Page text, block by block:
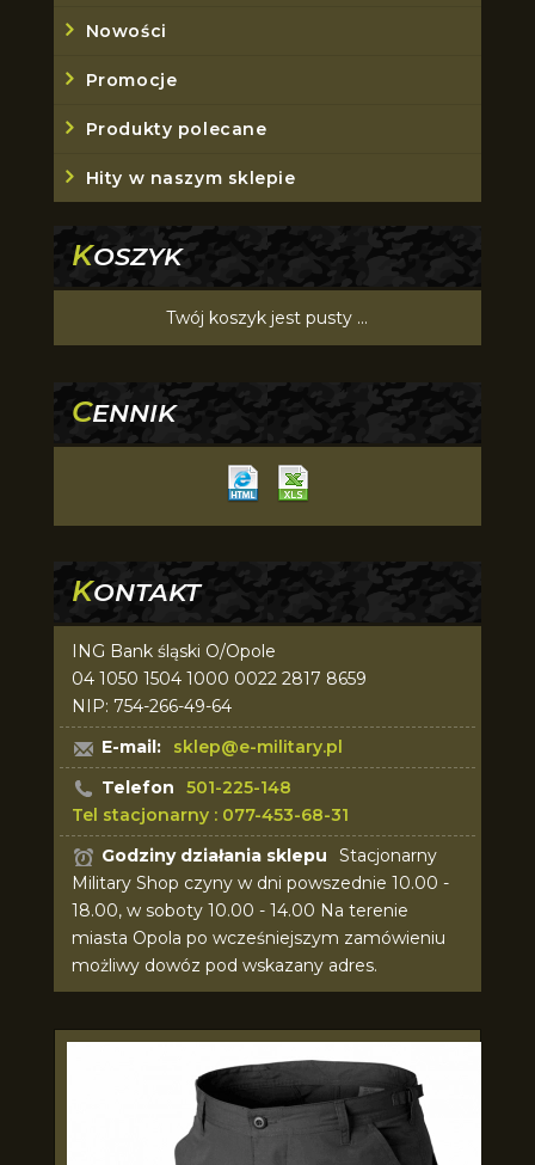
Nowości
Promocje
Produkty polecane
Hity w naszym sklepie
KOSZYK
Twój koszyk jest pusty ...
CENNIK
KONTAKT
ING Bank śląski O/Opole
04 1050 1504 1000 0022 2817 8659
NIP: 754-266-49-64
E-mail:
sklep@e-military.pl
Telefon
501-225-148
Tel stacjonarny : 077-453-68-31
Godziny działania sklepu
Stacjonarny
Military Shop czyny w dni powszednie 10.00 -
18.00, w soboty 10.00 - 14.00 Na terenie
miasta Opola po wcześniejszym zamówieniu
możliwy dowóz pod wskazany adres.